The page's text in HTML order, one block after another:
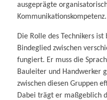
ausgeprägte
Kommunikationskompetenz.
Die Rolle des Technikers
Bindeglied zwischen
fungiert. Er muss die
Bauleiter und Handwerker
zwischen diesen Gruppen
Dabei trägt er maßgeblich